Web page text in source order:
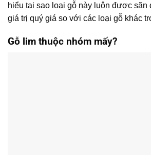
hiểu tại sao loại gỗ này luôn được săn
giá trị quý giá so với các loại gỗ khác
Gỗ lim thuộc nhóm mấy?